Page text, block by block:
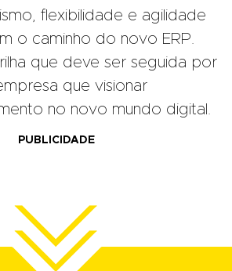
flexibilidade e agilidade
o caminho do novo ERP.
que deve ser seguida por
que visionar
no novo mundo digital.
PUBLICIDADE